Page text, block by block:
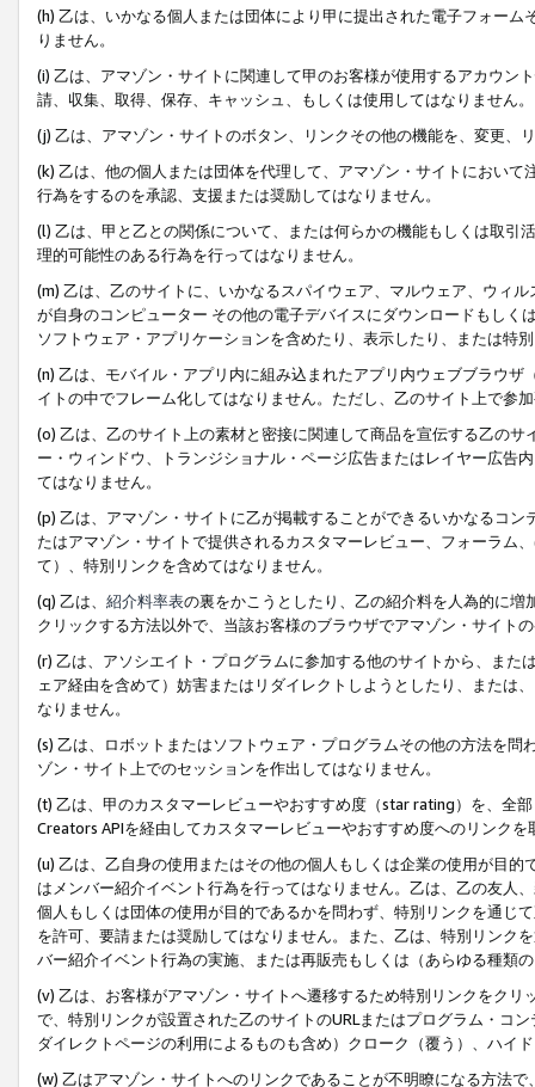
(h) 乙は、いかなる個人または団体により甲に提出された電子フォー
りません。
(i) 乙は、アマゾン・サイトに関連して甲のお客様が使用するアカウン
請、収集、取得、保存、キャッシュ、もしくは使用してはなりません。
(j) 乙は、アマゾン・サイトのボタン、リンクその他の機能を、変更、
(k) 乙は、他の個人または団体を代理して、アマゾン・サイトにおい
行為をするのを承認、支援または奨励してはなりません。
(l) 乙は、甲と乙との関係について、または何らかの機能もしくは取
理的可能性のある行為を行ってはなりません。
(m) 乙は、乙のサイトに、いかなるスパイウェア、マルウェア、ウィ
が自身のコンピューター その他の電子デバイスにダウンロードもし
ソフトウェア・アプリケーションを含めたり、表示したり、または特
(n) 乙は、モバイル・アプリ内に組み込まれたアプリ内ウェブブラウ
イトの中でフレーム化してはなりません。ただし、乙のサイト上で参
(o) 乙は、乙のサイト上の素材と密接に関連して商品を宣伝する乙の
ー・ウィンドウ、トランジショナル・ページ広告またはレイヤー広告
てはなりません。
(p) 乙は、アマゾン・サイトに乙が掲載することができるいかなるコ
たはアマゾン・サイトで提供されるカスタマーレビュー、フォーラム
て）、特別リンクを含めてはなりません。
(q) 乙は、 紹介料率表の裏をかこうとしたり、乙の紹介料を人為的に
クリックする方法以外で、当該お客様のブラウザでアマゾン・サイト
(r) 乙は、アソシエイト・プログラムに参加する他のサイトから、ま
ェア経由を含めて）妨害またはリダイレクトしようとしたり、または
なりません。
(s) 乙は、ロボットまたはソフトウェア・プログラムその他の方法を
ゾン・サイト上でのセッションを作出してはなりません。
(t) 乙は、甲のカスタマーレビューやおすすめ度（star rating）を、全
Creators APIを経由してカスタマーレビューやおすすめ度へのリンクを
(u) 乙は、乙自身の使用またはその他の個人もしくは企業の使用が目
はメンバー紹介イベント行為を行ってはなりません。乙は、乙の友人
個人もしくは団体の使用が目的であるかを問わず、特別リンクを通じ
を許可、要請または奨励してはなりません。また、乙は、特別リンク
バー紹介イベント行為の実施、または再販売もしくは（あらゆる種類
(v) 乙は、お客様がアマゾン・サイトへ遷移するため特別リンクをク
で、特別リンクが設置された乙のサイトのURLまたはプログラム・コ
ダイレクトページの利用によるものも含め）クローク（覆う）、ハイ
(w) 乙はアマゾン・サイトへのリンクであることが不明瞭になる方法